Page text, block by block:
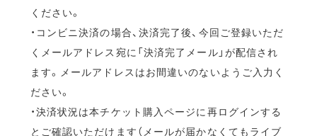
ください。
・コンビニ決済の場合、決済完了後、今回ご登録いただ
くメールアドレス宛に「決済完了メール」が配信され
ます。メールアドレスはお間違いのないようご入力く
ださい。
・決済状況は本チケット購入ページに再ログインする
とご確認いただけます（メールが届かなくてもライブ